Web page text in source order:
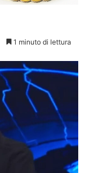
1 minuto di lettura